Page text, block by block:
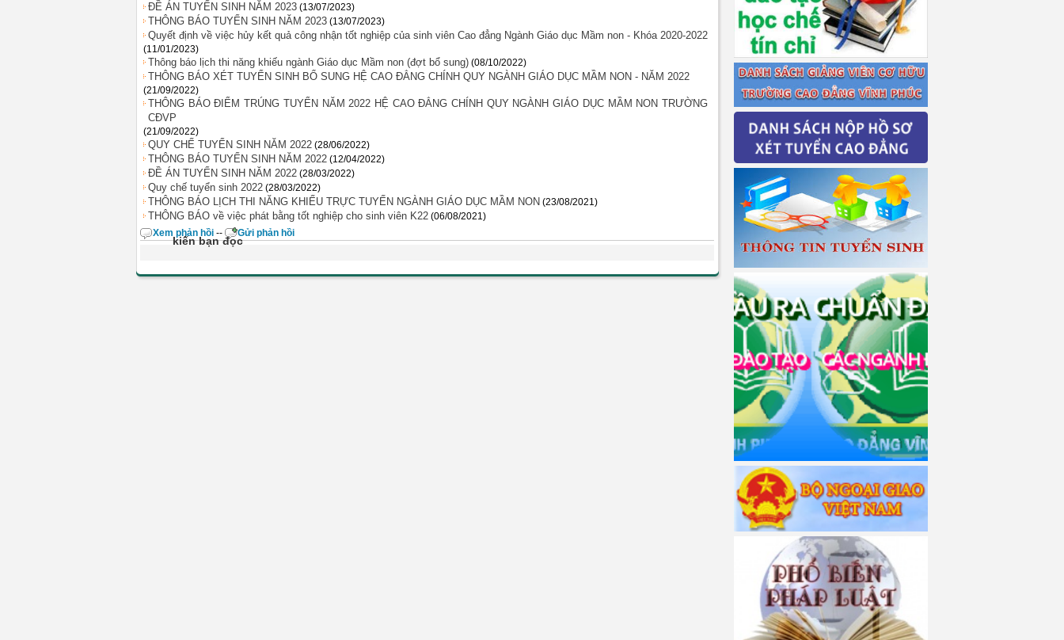
ĐỀ ÁN TUYỂN SINH NĂM 2023 (13/07/2023)
THÔNG BÁO TUYỂN SINH NĂM 2023 (13/07/2023)
Quyết định về việc hủy kết quả công nhận tốt nghiệp của sinh viên Cao đẳng Ngành Giáo dục Mầm non - Khóa 2020-2022
(11/01/2023)
Thông báo lịch thi năng khiếu ngành Giáo dục Mầm non (đợt bổ sung) (08/10/2022)
THÔNG BÁO XÉT TUYỂN SINH BỔ SUNG HỆ CAO ĐẲNG CHÍNH QUY NGÀNH GIÁO DỤC MẦM NON - NĂM 2022
(21/09/2022)
THÔNG BÁO ĐIỂM TRÚNG TUYỂN NĂM 2022 HỆ CAO ĐẲNG CHÍNH QUY NGÀNH GIÁO DỤC MẦM NON TRƯỜNG
CĐVP
(21/09/2022)
QUY CHẾ TUYỂN SINH NĂM 2022 (28/06/2022)
THÔNG BÁO TUYỂN SINH NĂM 2022 (12/04/2022)
ĐỀ ÁN TUYỂN SINH NĂM 2022 (28/03/2022)
Quy chế tuyển sinh 2022 (28/03/2022)
THÔNG BÁO LỊCH THI NĂNG KHIẾU TRỰC TUYẾN NGÀNH GIÁO DỤC MẦM NON (23/08/2021)
THÔNG BÁO về việc phát bằng tốt nghiệp cho sinh viên K22 (06/08/2021)
kiến bạn đọc
Xem phản hồi -- Gửi phản hồi